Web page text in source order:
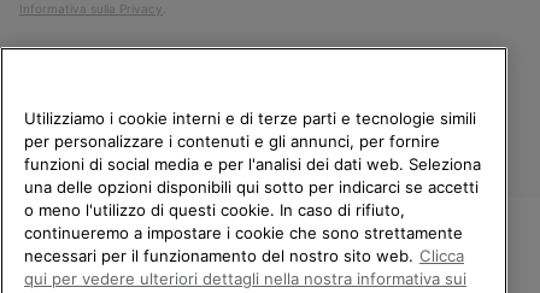
Informativa sulla Privacy
Italia
©2026Columbia Sportswear Company. Avenue des Morgines, 12 1213
BENVENUTO/A IN SOREL.
Utilizziamo i cookie interni e di terze parti e tecnologie simili
per personalizzare i contenuti e gli annunci, per fornire
funzioni di social media e per l'analisi dei dati web. Seleziona
una delle opzioni disponibili qui sotto per indicarci se accetti
o meno l'utilizzo di questi cookie. In caso di rifiuto,
continueremo a impostare i cookie che sono strettamente
necessari per il funzionamento del nostro sito web. Clicca
qui per vedere ulteriori dettagli nella nostra informativa sui